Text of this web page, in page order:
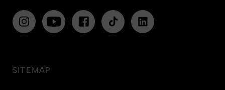
SITEMAP